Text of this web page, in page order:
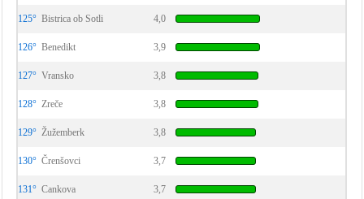
125° Bistrica ob Sotli 4,0
126° Benedikt 3,9
127° Vransko 3,8
128° Zreče 3,8
129° Žužemberk 3,8
130° Črenšovci 3,7
131° Cankova 3,7